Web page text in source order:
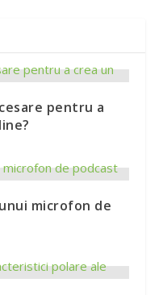
pentru a
microfon de